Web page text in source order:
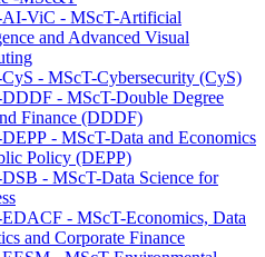
AI-ViC - MScT-Artificial
and Advanced Visual
- MScT-Cybersecurity (CyS)
- MScT-Double Degree
Finance (DDDF)
- MScT-Data and Economics
Policy (DEPP)
- MScT-Data Science for
- MScT-Economics, Data
and Corporate Finance